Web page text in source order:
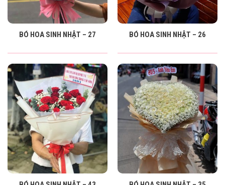
BÓ HOA SINH NHẬT – 27 BÓ HOA SINH NHẬT – 26